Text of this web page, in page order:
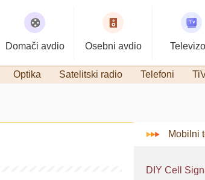
Domači avdio Osebni avdio
Optika Satelitski radio Telefoni
Mobilni
DIY Cell